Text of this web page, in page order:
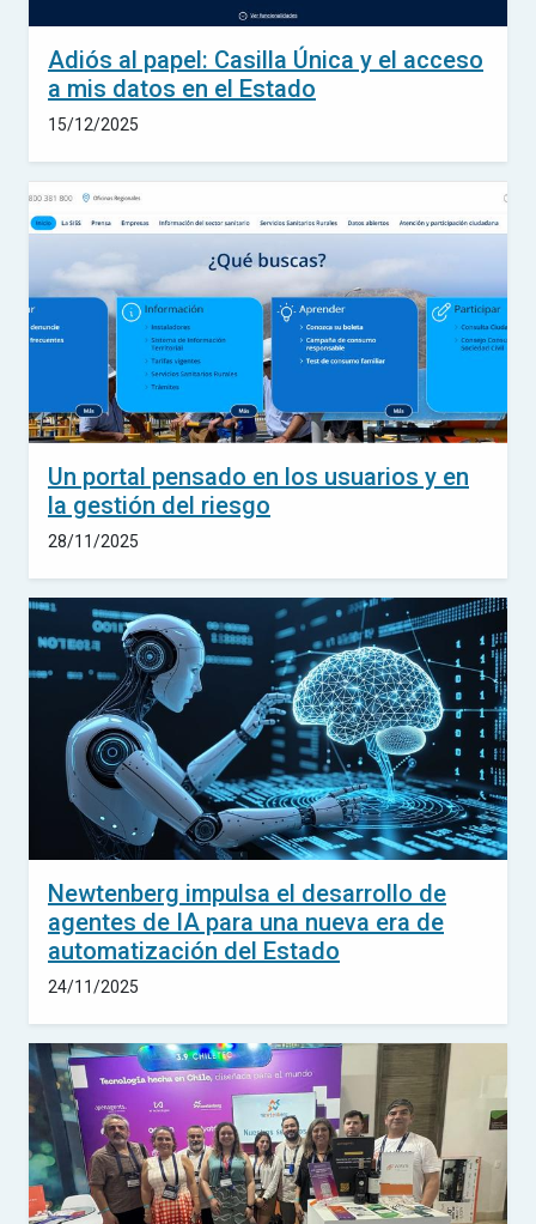
Adiós al papel: Casilla Única y el acceso
a mis datos en el Estado
15/12/2025
Un portal pensado en los usuarios y en
la gestión del riesgo
28/11/2025
Newtenberg impulsa el desarrollo de
agentes de IA para una nueva era de
automatización del Estado
24/11/2025